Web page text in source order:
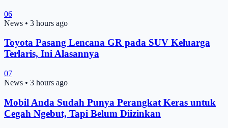
06
News • 3 hours ago
Toyota Pasang Lencana GR pada SUV Keluarga
Terlaris, Ini Alasannya
07
News • 3 hours ago
Mobil Anda Sudah Punya Perangkat Keras untuk
Cegah Ngebut, Tapi Belum Diizinkan